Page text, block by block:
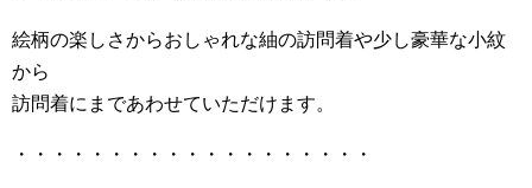
絵柄の楽しさからおしゃれな紬の訪問着や少し豪華な小紋
から
訪問着にまであわせていただけます。
・・・・・・・・・・・・・・・・・・・